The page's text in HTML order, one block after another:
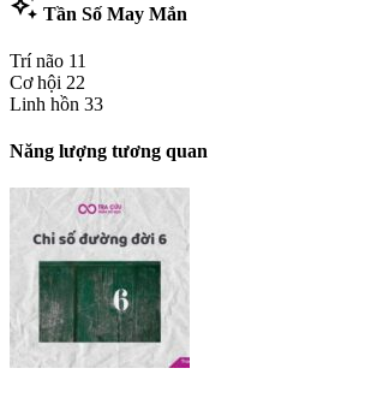
Tần Số May Mắn
Trí não 11
Cơ hội 22
Linh hồn 33
Năng lượng tương quan